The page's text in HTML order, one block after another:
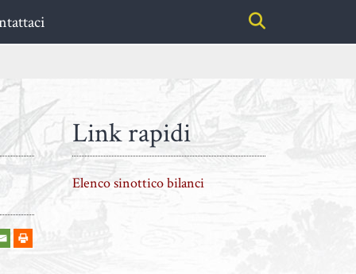
Link rapidi
Elenco sinottico bilanci